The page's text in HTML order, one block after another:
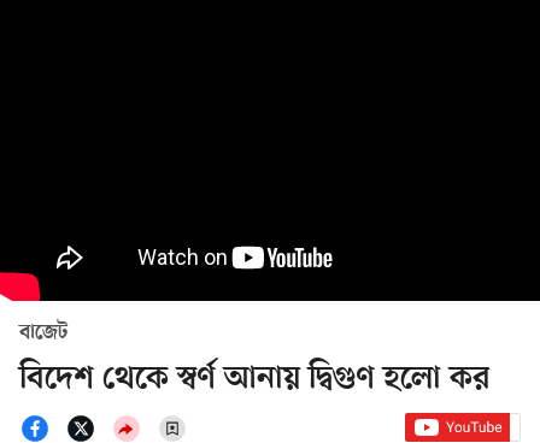
বাজেট
বিদেশ থেকে স্বর্ণ আনায় দ্বিগুণ হলো কর